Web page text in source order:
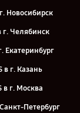
Новосибирск
г. Челябинск
Екатеринбург
в г. Казань
в г. Москва
Петербург